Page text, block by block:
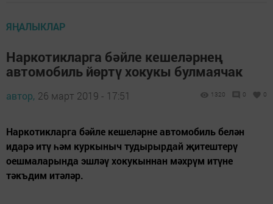
ЯҢАЛЫКЛАР
Наркотикларга бәйле кешеләрнең
автомобиль йөртү хокукы булмаячак
автор, 26 март 2019 - 17:51 1320 0 0
Наркотикларга бәйле кешеләрне автомобиль белән
идарә итү һәм куркыныч тудырырдай җитештерү
оешмаларында эшләү хокукыннан мәхрүм итүне
тәкъдим итәләр.